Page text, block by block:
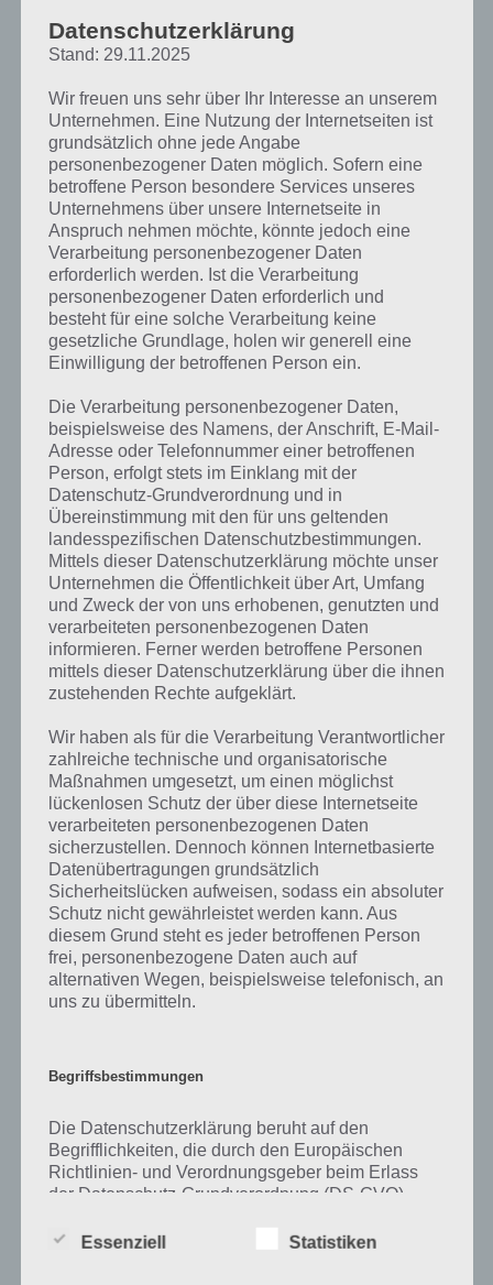
Kurze Begriffserklärung zur Lösung
Beton
Beton ist die Lösung für das tägliche Rätsel am 21.9.2024 in 4 Bilder 1
Wort, doch welche Bedeutung hat dieses eigentlich und was gibt es
bestimmten Lösungen präsentieren wir daher auch immer eine
kurze Begriffserklärung!
Zu Beton haben wir zunächst keine weiteren Informationen parat!
Auf WhatsApp teilen Teilen auf Facebook
Tweet auf Twitter
Mehr Artikel hier auf Touchportal
Datenschutzerklärung
Stand: 29.11.2025
Wir freuen uns sehr über Ihr Interesse an unserem
Unternehmen. Eine Nutzung der Internetseiten ist
grundsätzlich ohne jede Angabe
personenbezogener Daten möglich. Sofern eine
betroffene Person besondere Services unseres
Unternehmens über unsere Internetseite in
Anspruch nehmen möchte, könnte jedoch eine
Verarbeitung personenbezogener Daten
erforderlich werden. Ist die Verarbeitung
personenbezogener Daten erforderlich und
besteht für eine solche Verarbeitung keine
gesetzliche Grundlage, holen wir generell eine
Einwilligung der betroffenen Person ein.
Die Verarbeitung personenbezogener Daten,
beispielsweise des Namens, der Anschrift, E-Mail-
Adresse oder Telefonnummer einer betroffenen
Person, erfolgt stets im Einklang mit der
Datenschutz-Grundverordnung und in
Übereinstimmung mit den für uns geltenden
landesspezifischen Datenschutzbestimmungen.
Mittels dieser Datenschutzerklärung möchte unser
Unternehmen die Öffentlichkeit über Art, Umfang
und Zweck der von uns erhobenen, genutzten und
verarbeiteten personenbezogenen Daten
informieren. Ferner werden betroffene Personen
mittels dieser Datenschutzerklärung über die ihnen
zustehenden Rechte aufgeklärt.
Wir haben als für die Verarbeitung Verantwortlicher
zahlreiche technische und organisatorische
Maßnahmen umgesetzt, um einen möglichst
lückenlosen Schutz der über diese Internetseite
verarbeiteten personenbezogenen Daten
sicherzustellen. Dennoch können Internetbasierte
Datenübertragungen grundsätzlich
Sicherheitslücken aufweisen, sodass ein absoluter
Schutz nicht gewährleistet werden kann. Aus
diesem Grund steht es jeder betroffenen Person
frei, personenbezogene Daten auch auf
alternativen Wegen, beispielsweise telefonisch, an
uns zu übermitteln.
Begriffsbestimmungen
Die Datenschutzerklärung beruht auf den
Begrifflichkeiten, die durch den Europäischen
Richtlinien- und Verordnungsgeber beim Erlass
der Datenschutz-Grundverordnung (DS-GVO)
soll sowohl für die Öffentlichkeit als auch für
Essenziell Statistiken